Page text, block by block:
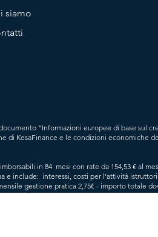
siamo
"Informazioni europee di base sul
KesaFinance e le condizioni economiche
in 84 mesi con rate da 154,53 € al
e include: interessi, costi per l’attività
gestione pratica 2,75€ - importo totale
erogato per un massimo di € 500